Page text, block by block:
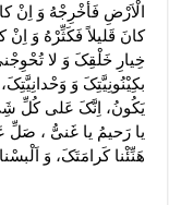
الْاَرْضِ فَأخْرِجْهُ وَ اِنْ
کانَ قَلیلاً فَکَثِّرْهُ وَ
خِیارِ خَلْقِکَ وَ لا
بکِیْنُونِیَّتِکَ وَ
یَکُونُ، اِنَّکَ عَلی کُلِّ
یا رَحیمُ یا غَنیُّ ، صَلِّ
هَنِّئْنا کَرامَتَکَ، وَ